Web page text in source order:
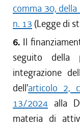
comma 30,
n. 13 (Legge di
6. Il
seguito della
integrazione
dell'articolo 2,
13/2024 alla
materia di